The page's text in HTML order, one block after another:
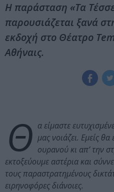
Η παράσταση «Τα
παρουσιάζεται ξανά
εκδοχή στο Θέατρο
Αθήναις.
Θ α είμαστε
μας νοιάζει. Εμείς
ουρανού κι απ’ την
εκτοξεύουμε αστέρια και
τους παραστρατημένους
ειρηνοφόρες διάνοιες.